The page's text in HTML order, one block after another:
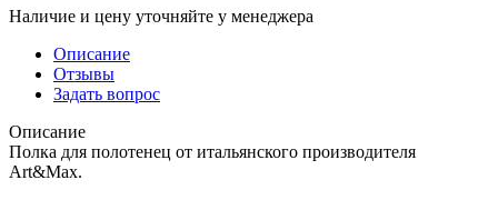
Наличие и цену уточняйте у менеджера
Описание
Отзывы
Задать вопрос
Описание
Полка для полотенец от итальянского производителя
Art&Max.